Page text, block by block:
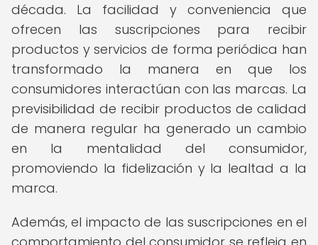
década. La facilidad y conveniencia que
ofrecen las suscripciones para recibir
productos y servicios de forma periódica han
transformado la manera en que los
consumidores interactúan con las marcas. La
previsibilidad de recibir productos de calidad
de manera regular ha generado un cambio
en la mentalidad del consumidor,
promoviendo la fidelización y la lealtad a la
marca.
Además, el impacto de las suscripciones en el